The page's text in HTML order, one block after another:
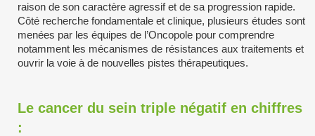
raison de son caractère agressif et de sa progression rapide.
Côté recherche fondamentale et clinique, plusieurs études sont
menées par les équipes de l’Oncopole pour comprendre
notamment les mécanismes de résistances aux traitements et
ouvrir la voie à de nouvelles pistes thérapeutiques.
Le cancer du sein triple négatif en chiffres
: